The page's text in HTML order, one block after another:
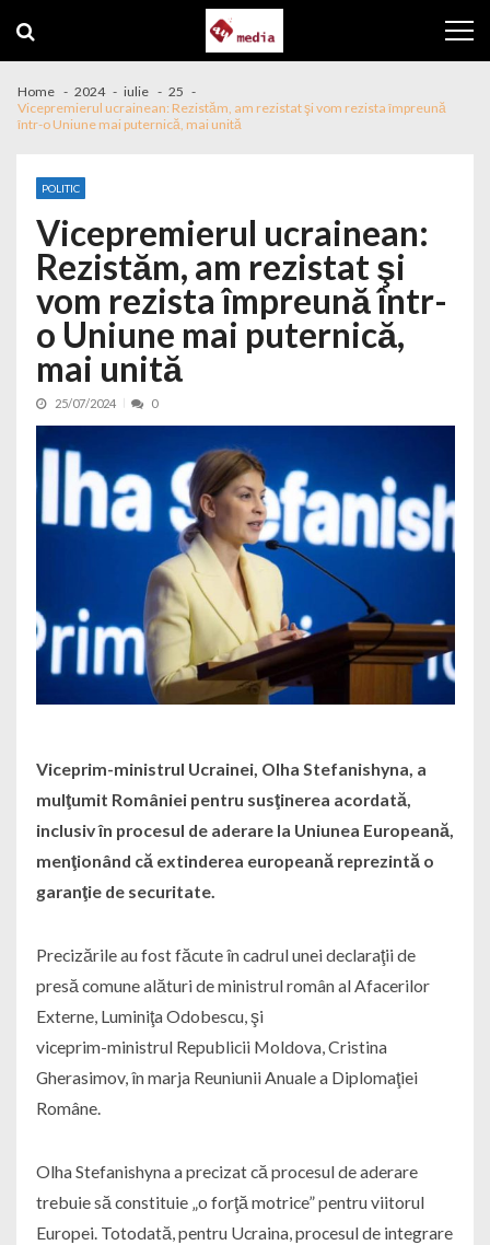
Home 2024 iulie
25
Vicepremierul ucrainean: Rezistăm, am rezistat şi vom rezista împreună
într-o Uniune mai puternică, mai unită
POLITIC
Vicepremierul ucrainean:
Rezistăm, am rezistat şi
vom rezista împreună într-
o Uniune mai puternică,
mai unită
25/07/2024 0
Viceprim-ministrul Ucrainei, Olha Stefanishyna, a
mulţumit României pentru susţinerea acordată,
inclusiv în procesul de aderare la Uniunea Europeană,
menţionând că extinderea europeană reprezintă o
garanţie de securitate.
Precizările au fost făcute în cadrul unei declaraţii de
presă comune alături de ministrul român al Afacerilor
Externe, Luminiţa Odobescu, şi
viceprim-ministrul Republicii Moldova, Cristina
Gherasimov, în marja Reuniunii Anuale a Diplomaţiei
Române.
Olha Stefanishyna a precizat că procesul de aderare
trebuie să constituie „o forţă motrice” pentru viitorul
Europei. Totodată, pentru Ucraina, procesul de integrare